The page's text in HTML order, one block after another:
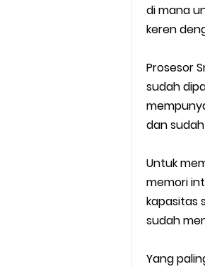
di mana
keren
Prosesor
sudah
dan
Untuk
memori
kapasitas
sudah
Yang